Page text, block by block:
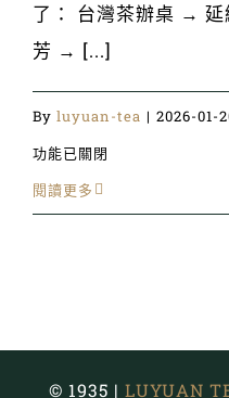
了： 台灣茶辦桌 → 延
芳 → [...]
By luyuan-tea | 2026-01-
功能已關閉
閱讀更多
© 1935 | LUYUAN